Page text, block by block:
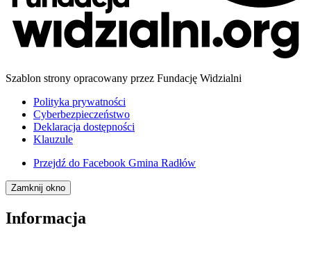
Szablon strony opracowany przez Fundację Widzialni
Polityka prywatności
Cyberbezpieczeństwo
Deklaracja dostępności
Klauzule
Przejdź do Facebook Gmina Radłów
Zamknij okno
Informacja